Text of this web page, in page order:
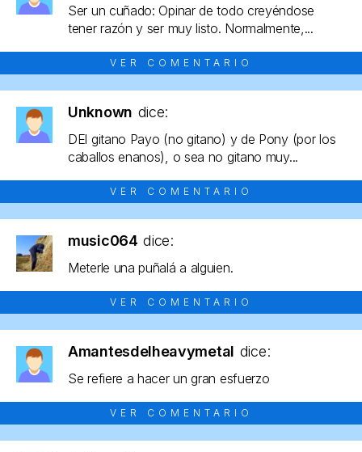
Ser un cuñado: Opinar de todo creyéndose
tener razón y ser muy listo. Normalmente,...
VER COMENTARIO
Unknown dice:
DEl gitano Payo (no gitano) y de Pony (por los
caballos enanos), o sea no gitano muy...
VER COMENTARIO
music064 dice:
Meterle una puñalá a alguien.
VER COMENTARIO
Amantesdelheavymetal dice:
Se refiere a hacer un gran esfuerzo
VER COMENTARIO